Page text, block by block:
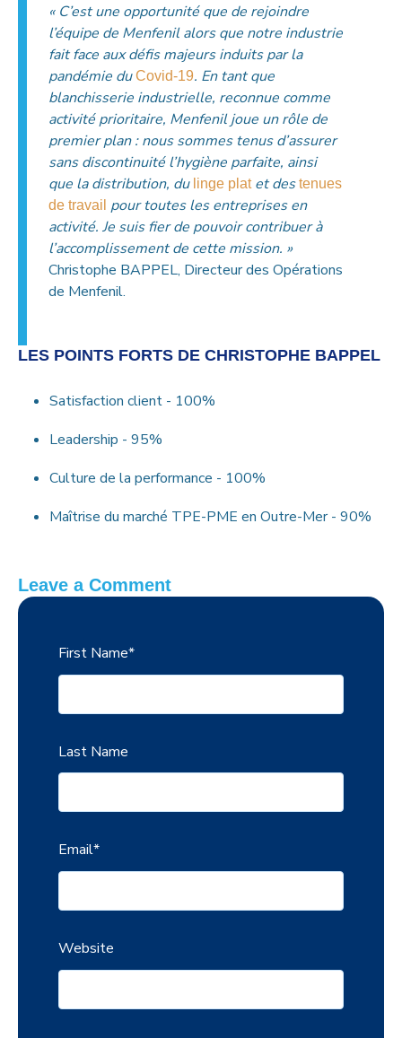
« C’est une opportunité que de rejoindre
l’équipe de Menfenil alors que notre industrie
fait face aux défis majeurs induits par la
pandémie duCovid-19. En tant que
blanchisserie industrielle, reconnue comme
activité prioritaire, Menfenil joue un rôle de
premier plan : nous sommes tenus d’assurer
sans discontinuité l’hygiène parfaite, ainsi
que la distribution, du linge platet destenues
de travail pour toutes les entreprises en
activité. Je suis fier de pouvoir contribuer à
l’accomplissement de cette mission. »
Christophe BAPPEL, Directeur des Opérations
de Menfenil.
LES POINTS FORTS DE CHRISTOPHE BAPPEL
Satisfaction client - 100%
Leadership -95%
Culture de la performance - 100%
Maîtrise du marché TPE-PME en Outre-Mer -90%
Leave a Comment
First Name*
Last Name
Email*
Website